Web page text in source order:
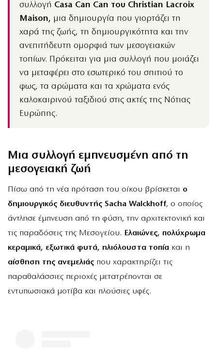
συλλογή Casa Can Can του Christian Lacroix
Maison, μια δημιουργία που γιορτάζει τη
χαρά της ζωής, τη δημιουργικότητα και την
ανεπιτήδευτη ομορφιά των μεσογειακών
τοπίων. Πρόκειται για μια συλλογή που μοιάζει
να μεταφέρει στο εσωτερικό του σπιτιού το
φως, τα αρώματα και τα χρώματα ενός
καλοκαιρινού ταξιδιού στις ακτές της Νότιας
Ευρώπης.
Μια συλλογή εμπνευσμένη από τη
μεσογειακή ζωή
Πίσω από τη νέα πρόταση του οίκου βρίσκεται ο
δημιουργικός διευθυντής Sacha Walckhoff, ο οποίος
άντλησε έμπνευση από τη φύση, την αρχιτεκτονική και
τις παραδόσεις της Μεσογείου. Ελαιώνες, πολύχρωμα
κεραμικά, εξωτικά φυτά, ηλιόλουστα τοπία και η
αίσθηση της ανεμελιάςπου χαρακτηρίζει τις
παραθαλάσσιες περιοχές μετατρέπονται σε
εντυπωσιακά μοτίβα και πλούσιες υφές.